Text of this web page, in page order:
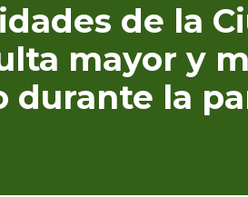
de la
mayor y
durante la